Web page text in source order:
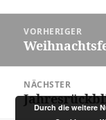
VORHERIGER
Vorheriger
NÄCHSTER
Nächster
Beitrag:
Durch die weitere